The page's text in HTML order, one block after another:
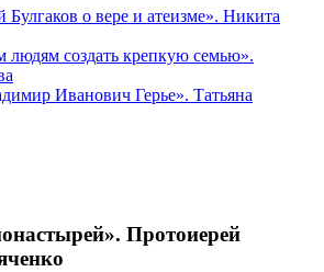
Булгаков о вере и атеизме». Никита
людям создать крепкую семью».
Иванович Герье». Татьяна
Протоиерей